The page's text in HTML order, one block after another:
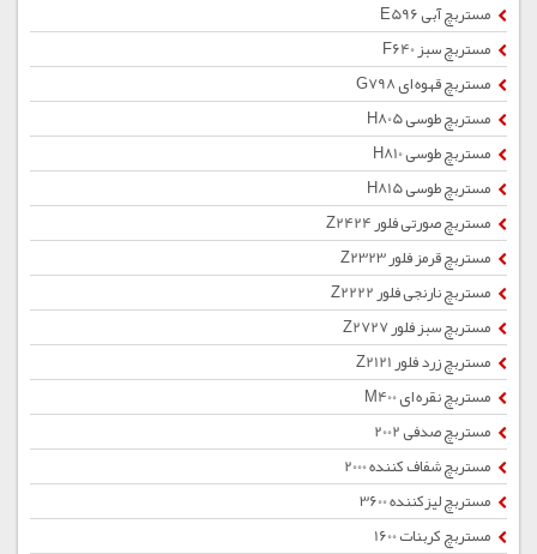
مستربچ آبی E596
مستربچ سبز F640
مستربچ قهوه ای G798
مستربچ طوسی H805
مستربچ طوسی H810
مستربچ طوسی H815
مستربچ صورتی فلور Z2424
مستربچ قرمز فلور Z2323
مستربچ نارنجی فلور Z2222
مستربچ سبز فلور Z2727
مستربچ زرد فلور Z2121
مستربچ نقره ای M400
مستربچ صدفی 2002
مستربچ شفاف کننده 2000
مستربچ لیزکننده 3600
مستربچ کربنات 1600